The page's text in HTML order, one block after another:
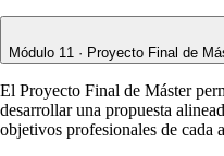
Módulo 11 · Proyecto Final de
El Proyecto Final de Máster
desarrollar una propuesta
objetivos profesionales de cada